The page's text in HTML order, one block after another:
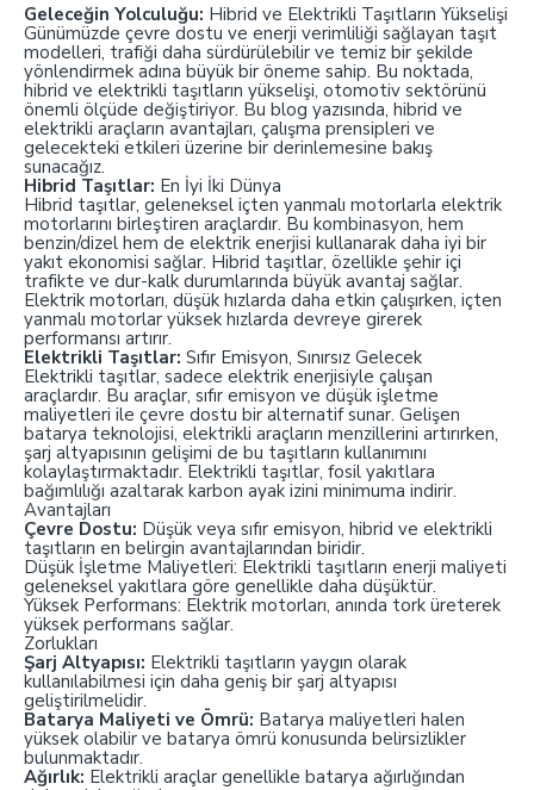
Geleceğin Yolculuğu: Hibrid ve Elektrikli Taşıtların Yükselişi
Günümüzde çevre dostu ve enerji verimliliği sağlayan taşıt
modelleri, trafiği daha sürdürülebilir ve temiz bir şekilde
yönlendirmek adına büyük bir öneme sahip. Bu noktada,
hibrid ve elektrikli taşıtların yükselişi, otomotiv sektörünü
önemli ölçüde değiştiriyor. Bu blog yazısında, hibrid ve
elektrikli araçların avantajları, çalışma prensipleri ve
gelecekteki etkileri üzerine bir derinlemesine bakış
sunacağız.
Hibrid Taşıtlar: En İyi İki Dünya
Hibrid taşıtlar, geleneksel içten yanmalı motorlarla elektrik
motorlarını birleştiren araçlardır. Bu kombinasyon, hem
benzin/dizel hem de elektrik enerjisi kullanarak daha iyi bir
yakıt ekonomisi sağlar. Hibrid taşıtlar, özellikle şehir içi
trafikte ve dur-kalk durumlarında büyük avantaj sağlar.
Elektrik motorları, düşük hızlarda daha etkin çalışırken, içten
yanmalı motorlar yüksek hızlarda devreye girerek
performansı artırır.
Elektrikli Taşıtlar: Sıfır Emisyon, Sınırsız Gelecek
Elektrikli taşıtlar, sadece elektrik enerjisiyle çalışan
araçlardır. Bu araçlar, sıfır emisyon ve düşük işletme
maliyetleri ile çevre dostu bir alternatif sunar. Gelişen
batarya teknolojisi, elektrikli araçların menzillerini artırırken,
şarj altyapısının gelişimi de bu taşıtların kullanımını
kolaylaştırmaktadır. Elektrikli taşıtlar, fosil yakıtlara
bağımlılığı azaltarak karbon ayak izini minimuma indirir.
Avantajları
Çevre Dostu: Düşük veya sıfır emisyon, hibrid ve elektrikli
taşıtların en belirgin avantajlarından biridir.
Düşük İşletme Maliyetleri: Elektrikli taşıtların enerji maliyeti
geleneksel yakıtlara göre genellikle daha düşüktür.
Yüksek Performans: Elektrik motorları, anında tork üreterek
yüksek performans sağlar.
Zorlukları
Şarj Altyapısı: Elektrikli taşıtların yaygın olarak
kullanılabilmesi için daha geniş bir şarj altyapısı
geliştirilmelidir.
Batarya Maliyeti ve Ömrü: Batarya maliyetleri halen
yüksek olabilir ve batarya ömrü konusunda belirsizlikler
bulunmaktadır.
Ağırlık: Elektrikli araçlar genellikle batarya ağırlığından